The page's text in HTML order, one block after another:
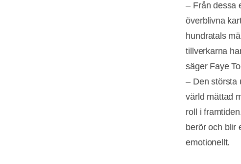
– Från dessa
överblivna
hundratals
tillverkarna
säger Faye
– Den största
värld mättad
roll i
berör och blir
emotionellt.